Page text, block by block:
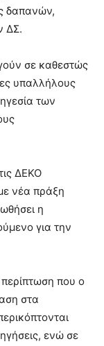
δαπανών,
ΔΣ.
σε καθεστώς
υπαλλήλους
των
ΔΕΚΟ
νέα πράξη
η
για την
που ο
στα
ενώ σε